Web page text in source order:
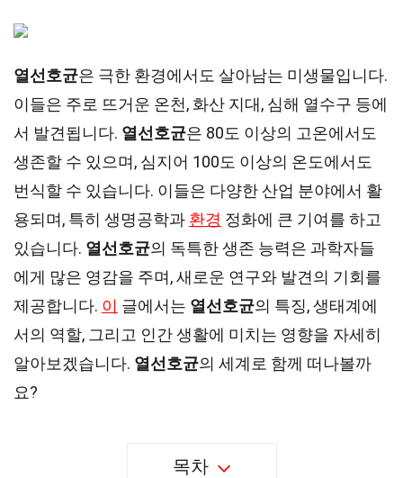
열선호균은 극한 환경에서도 살아남는 미생물입니다.
이들은 주로 뜨거운 온천, 화산 지대, 심해 열수구 등에
서 발견됩니다. 열선호균은 80도 이상의 고온에서도
생존할 수 있으며, 심지어 100도 이상의 온도에서도
번식할 수 있습니다. 이들은 다양한 산업 분야에서 활
용되며, 특히 생명공학과 환경 정화에 큰 기여를 하고
있습니다. 열선호균의 독특한 생존 능력은 과학자들
에게 많은 영감을 주며, 새로운 연구와 발견의 기회를
제공합니다. 이 글에서는 열선호균의 특징, 생태계에
서의 역할, 그리고 인간 생활에 미치는 영향을 자세히
알아보겠습니다. 열선호균의 세계로 함께 떠나볼까
요?
목차